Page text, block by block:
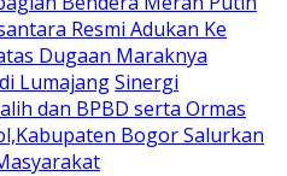
Resmi Adukan Ke
Dugaan Maraknya
LumajangSinergi
dan BPBD serta Ormas
Bogor Salurkan